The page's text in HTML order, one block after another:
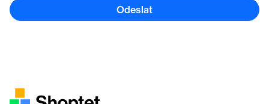
Odeslat